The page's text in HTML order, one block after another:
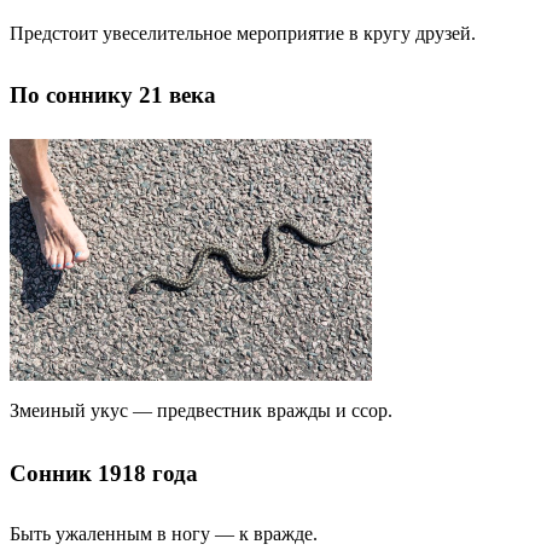
Предстоит увеселительное мероприятие в кругу друзей.
По соннику 21 века
Змеиный укус — предвестник вражды и ссор.
Сонник 1918 года
Быть ужаленным в ногу — к вражде.